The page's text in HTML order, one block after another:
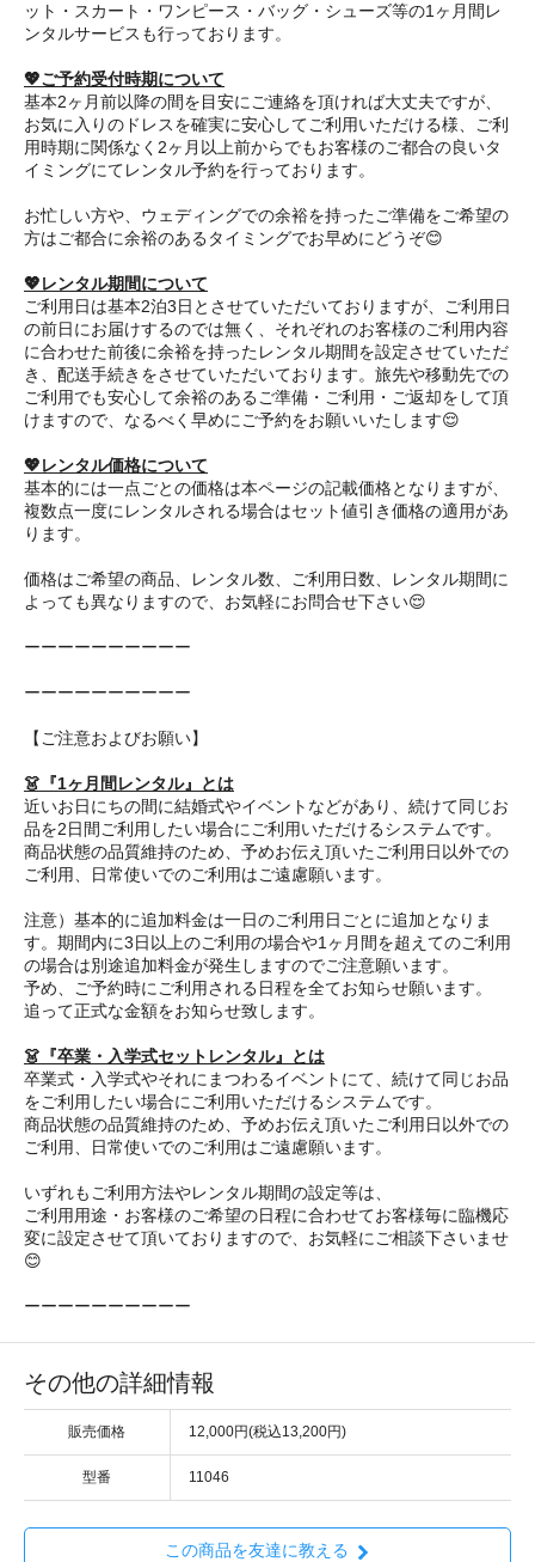
ット・スカート・ワンピース・バッグ・シューズ等の1ヶ月間レ
ンタルサービスも行っております。
💖ご予約受付時期について
基本2ヶ月前以降の間を目安にご連絡を頂ければ大丈夫ですが、
お気に入りのドレスを確実に安心してご利用いただける様、ご利
用時期に関係なく2ヶ月以上前からでもお客様のご都合の良いタ
イミングにてレンタル予約を行っております。
お忙しい方や、ウェディングでの余裕を持ったご準備をご希望の
方はご都合に余裕のあるタイミングでお早めにどうぞ😊
💖レンタル期間について
ご利用日は基本2泊3日とさせていただいておりますが、ご利用日
の前日にお届けするのでは無く、それぞれのお客様のご利用内容
に合わせた前後に余裕を持ったレンタル期間を設定させていただ
き、配送手続きをさせていただいております。旅先や移動先での
ご利用でも安心して余裕のあるご準備・ご利用・ご返却をして頂
けますので、なるべく早めにご予約をお願いいたします😌
💖レンタル価格について
基本的には一点ごとの価格は本ページの記載価格となりますが、
複数点一度にレンタルされる場合はセット値引き価格の適用があ
ります。
価格はご希望の商品、レンタル数、ご利用日数、レンタル期間に
よっても異なりますので、お気軽にお問合せ下さい😌
ーーーーーーーーーー
ーーーーーーーーーー
【ご注意およびお願い】
👗『1ヶ月間レンタル』とは
近いお日にちの間に結婚式やイベントなどがあり、続けて同じお
品を2日間ご利用したい場合にご利用いただけるシステムです。
商品状態の品質維持のため、予めお伝え頂いたご利用日以外での
ご利用、日常使いでのご利用はご遠慮願います。
注意）基本的に追加料金は一日のご利用日ごとに追加となりま
す。期間内に3日以上のご利用の場合や1ヶ月間を超えてのご利用
の場合は別途追加料金が発生しますのでご注意願います。
予め、ご予約時にご利用される日程を全てお知らせ願います。
追って正式な金額をお知らせ致します。
👗『卒業・入学式セットレンタル』とは
卒業式・入学式やそれにまつわるイベントにて、続けて同じお品
をご利用したい場合にご利用いただけるシステムです。
商品状態の品質維持のため、予めお伝え頂いたご利用日以外での
ご利用、日常使いでのご利用はご遠慮願います。
いずれもご利用方法やレンタル期間の設定等は、
ご利用用途・お客様のご希望の日程に合わせてお客様毎に臨機応
変に設定させて頂いておりますので、お気軽にご相談下さいませ
😊
ーーーーーーーーーー
その他の詳細情報
販売価格 12,000円(税込13,200円)
型番 11046
この商品を友達に教える